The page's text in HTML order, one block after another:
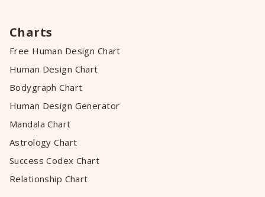
Charts
Free Human Design Chart
Human Design Chart
Bodygraph Chart
Human Design Generator
Mandala Chart
Astrology Chart
Success Codex Chart
Relationship Chart